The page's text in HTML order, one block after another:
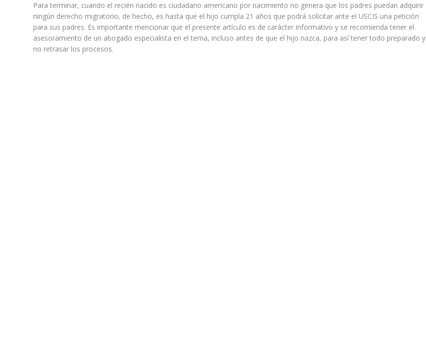
Para terminar, cuando el recién nacido es ciudadano americano por nacimiento no genera que los padres puedan adquirir
ningún derecho migratorio, de hecho, es hasta que el hijo cumpla 21 años que podrá solicitar ante el USCIS una petición
para sus padres. Es importante mencionar que el presente artículo es de carácter informativo y se recomienda tener el
asesoramiento de un abogado especialista en el tema, incluso antes de que el hijo nazca, para así tener todo preparado y
no retrasar los procesos.